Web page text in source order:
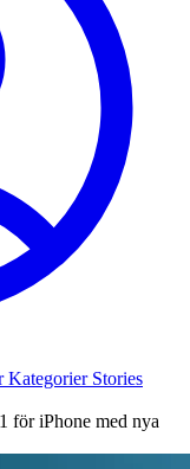
Kategorier Stories
för iPhone med nya